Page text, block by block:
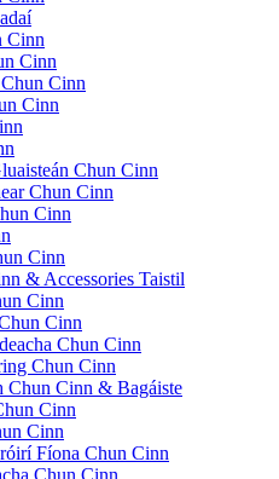
Cinn
Cinn
Cinn
Cinn
Chun Cinn
Chun Cinn
Cinn
Cinn
& Accessories Taistil
Cinn
Cinn
Chun Cinn
Chun Cinn
Chun Cinn & Bagáiste
Cinn
Cinn
Fíona Chun Cinn
Chun Cinn